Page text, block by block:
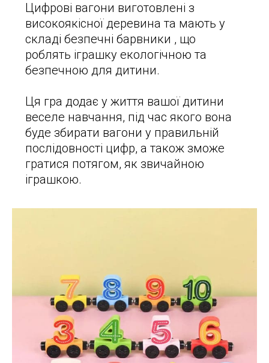
Цифрові вагони виготовлені з
високоякісної деревина та мають у
складі безпечні барвники , що
роблять іграшку екологічною та
безпечною для дитини.
Ця гра додає у життя вашої дитини
веселе навчання, під час якого вона
буде збирати вагони у правильній
послідовності цифр, а також зможе
гратися потягом, як звичайною
іграшкою.